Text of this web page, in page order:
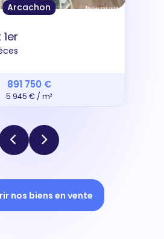
Arcachon
891 750 €
5 945 € / m²
nos biens en vente